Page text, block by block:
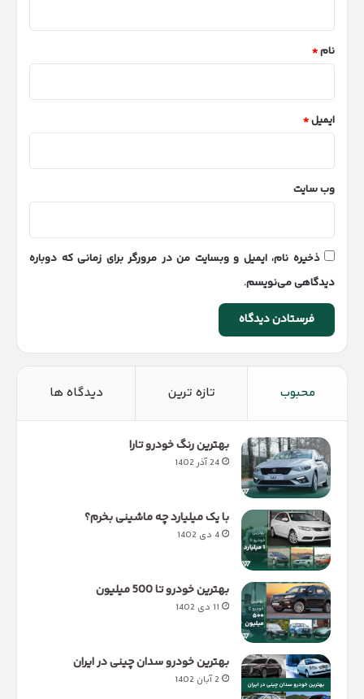
نام*
ایمیل*
وب‌ سایت
ذخیره نام، ایمیل و وبسایت من در مرورگر برای زمانی که دوباره
دیدگاهی می‌نویسم.
محبوب تازه ترین دیدگاه ها
بهترین رنگ خودرو تارا
24 آذر 1402
با یک میلیارد چه ماشینی بخرم؟
4 دی 1402
بهترین خودرو تا 500 میلیون
11 دی 1402
بهترین خودرو سدان چینی در ایران
2 آبان 1402